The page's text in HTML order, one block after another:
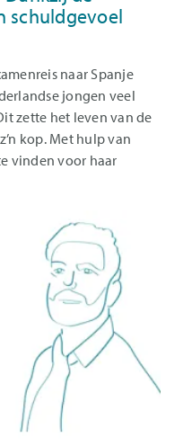
schuldgevoel
naar Spanje
jongen veel
zette het leven van de
kop. Met hulp van
vinden voor haar